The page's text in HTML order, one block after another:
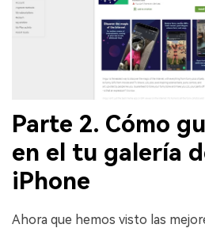
Parte 2. Cómo
en el tu galería
iPhone
Ahora que hemos visto las